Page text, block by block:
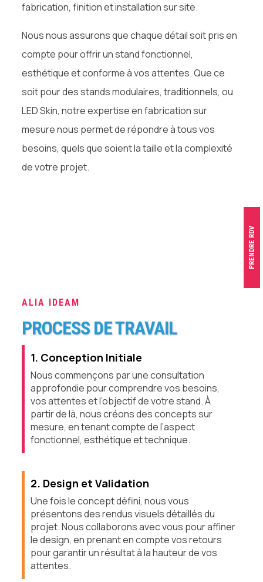
fabrication, finition et installation sur site.
Nous nous assurons que chaque détail soit pris en
compte pour offrir un stand fonctionnel,
esthétique et conforme à vos attentes. Que ce
soit pour des stands modulaires, traditionnels, ou
LED Skin, notre expertise en fabrication sur
mesure nous permet de répondre à tous vos
besoins, quels que soient la taille et la complexité
de votre projet.
ALIA IDEAM
PROCESS DE TRAVAIL
1. Conception Initiale
Nous commençons par une consultation
approfondie pour comprendre vos besoins,
vos attentes et l’objectif de votre stand. À
partir de là, nous créons des concepts sur
mesure, en tenant compte de l’aspect
fonctionnel, esthétique et technique.
2. Design et Validation
Une fois le concept défini, nous vous
présentons des rendus visuels détaillés du
projet. Nous collaborons avec vous pour affiner
le design, en prenant en compte vos retours
pour garantir un résultat à la hauteur de vos
attentes.
PRENDRE RDV